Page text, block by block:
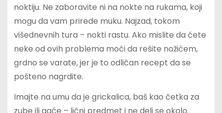
noktiju. Ne zaboravite ni na nokte na rukama, koji
mogu da vam prirede muku. Najzad, tokom
višednevnih tura – nokti rastu. Ako mislite da ćete
neke od ovih problema moći da rešite nožićem,
grdno se varate, jer je to odličan recept da se
pošteno nagrdite.
Imajte na umu da je grickalica, baš kao četka za